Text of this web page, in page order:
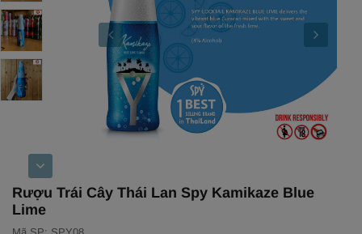
Rượu Trái Cây Thái Lan Spy Kamikaze Blue
Lime